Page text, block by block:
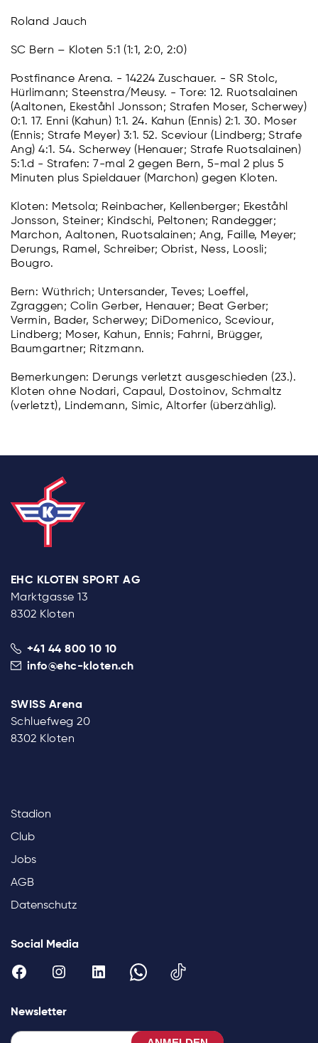
Roland Jauch
SC Bern – Kloten 5:1 (1:1, 2:0, 2:0)
Postfinance Arena. - 14224 Zuschauer. - SR Stolc,
Hürlimann; Steenstra/Meusy. - Tore: 12. Ruotsalainen
(Aaltonen, Ekeståhl Jonsson; Strafen Moser, Scherwey)
0:1. 17. Enni (Kahun) 1:1. 24. Kahun (Ennis) 2:1. 30. Moser
(Ennis; Strafe Meyer) 3:1. 52. Sceviour (Lindberg; Strafe
Ang) 4:1. 54. Scherwey (Henauer; Strafe Ruotsalainen)
5:1.d - Strafen: 7-mal 2 gegen Bern, 5-mal 2 plus 5
Minuten plus Spieldauer (Marchon) gegen Kloten.
Kloten: Metsola; Reinbacher, Kellenberger; Ekeståhl
Jonsson, Steiner; Kindschi, Peltonen; Randegger;
Marchon, Aaltonen, Ruotsalainen; Ang, Faille, Meyer;
Derungs, Ramel, Schreiber; Obrist, Ness, Loosli;
Bougro.
Bern: Wüthrich; Untersander, Teves; Loeffel,
Zgraggen; Colin Gerber, Henauer; Beat Gerber;
Vermin, Bader, Scherwey; DiDomenico, Sceviour,
Lindberg; Moser, Kahun, Ennis; Fahrni, Brügger,
Baumgartner; Ritzmann.
Bemerkungen: Derungs verletzt ausgeschieden (23.).
Kloten ohne Nodari, Capaul, Dostoinov, Schmaltz
(verletzt), Lindemann, Simic, Altorfer (überzählig).
EHC KLOTEN SPORT AG
Marktgasse 13
8302 Kloten
+41 44 800 10 10
info@ehc-kloten.ch
SWISS Arena
Schluefweg 20
8302 Kloten
Stadion
Club
Jobs
AGB
Datenschutz
Social Media
Newsletter